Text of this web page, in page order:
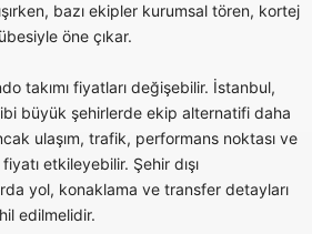
bazı ekipler kurumsal tören, kortej
öne çıkar.
takımı fiyatları değişebilir. İstanbul,
büyük şehirlerde ekip alternatifi daha
ulaşım, trafik, performans noktası ve
etkileyebilir. Şehir dışı
yol, konaklama ve transfer detayları
edilmelidir.